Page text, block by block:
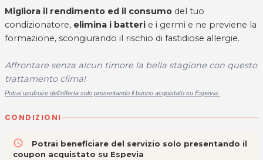
Migliora il rendimento ed il consumo del tuo
condizionatore, elimina i batteri e i germi e ne previene la
formazione, scongiurando il rischio di fastidiose allergie.
Affrontare senza alcun timore la bella stagione con questo
trattamento clima!
Potrai usufruire dell'offerta solo presentando il buono acquistato su Espevia.
CONDIZIONI
access_time
Potrai beneficiare del servizio solo presentando il
coupon acquistato su Espevia